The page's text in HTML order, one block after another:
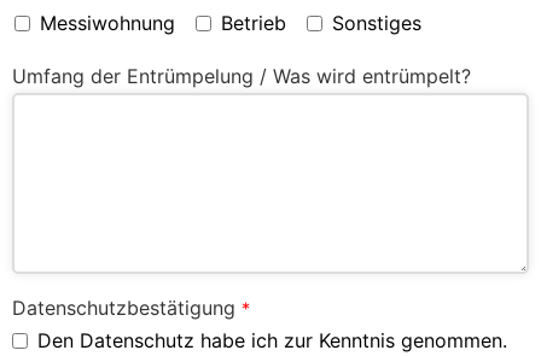
Messiwohnung
Betrieb Sonstiges
Umfang der Entrümpelung / Was wird entrümpelt?
Datenschutzbestätigung *
Den Datenschutz habe ich zur Kenntnis genommen.